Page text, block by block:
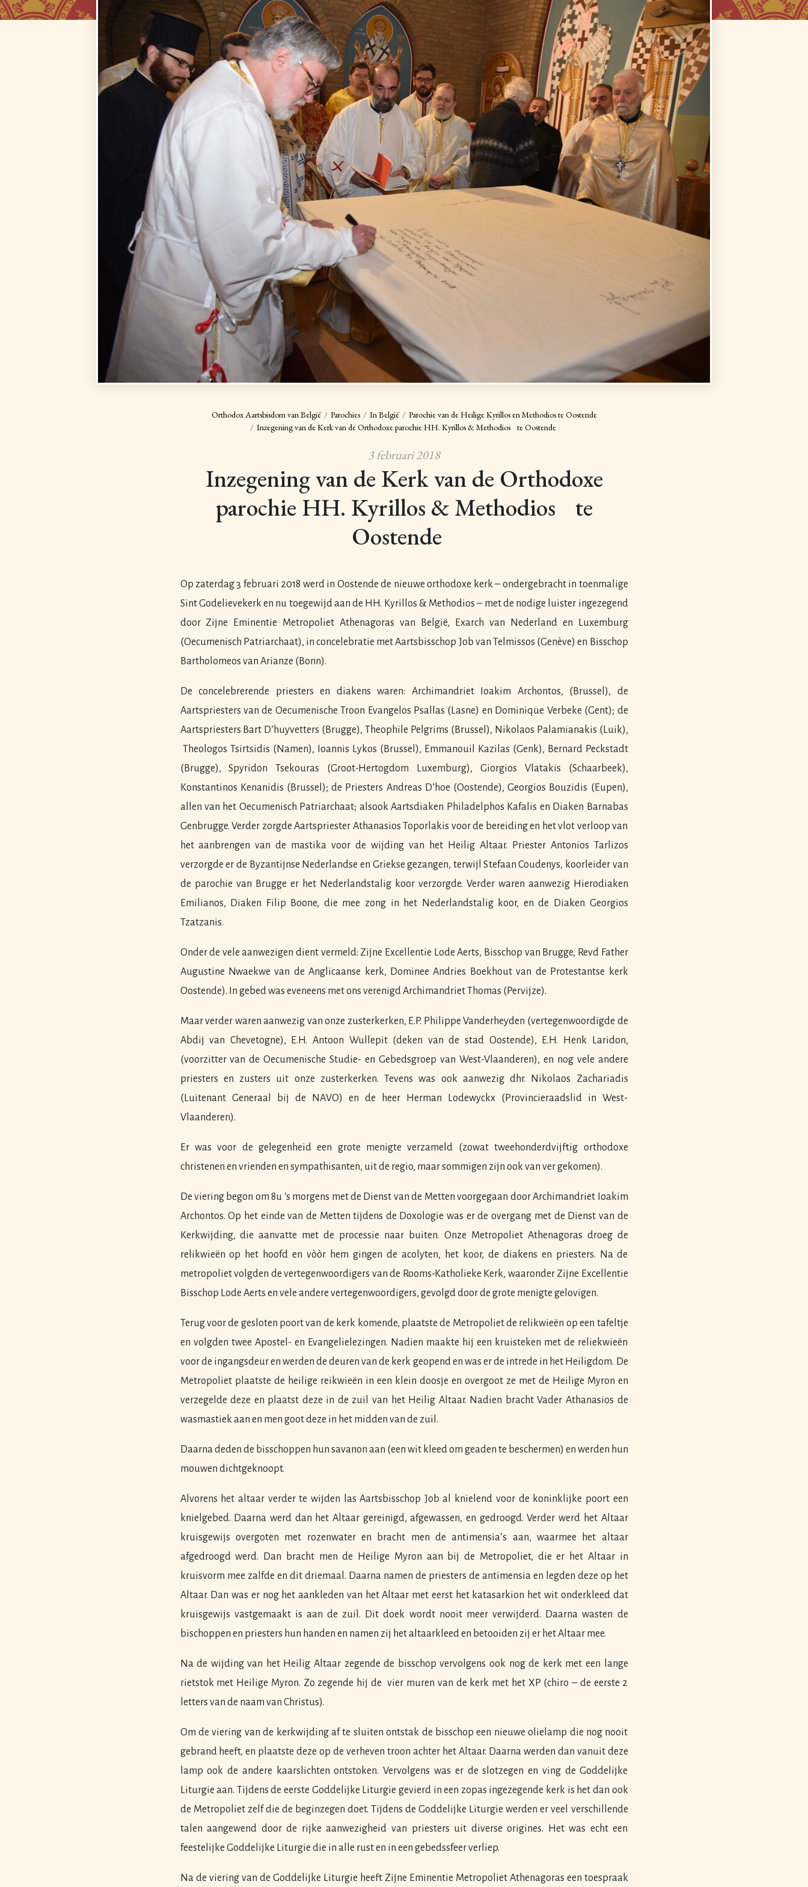
Orthodox Aartsbisdom van België Parochies In België
Parochie van de Heilige Kyrillos en Methodios te Oostende
Inzegening van de Kerk van de Orthodoxe parochie HH. Kyrillos & Methodios te Oostende
3 februari 2018
Inzegening van de Kerk van de Orthodoxe
parochie HH. Kyrillos & Methodios te
Oostende
Op zaterdag 3 februari 2018 werd in Oostende de nieuwe orthodoxe kerk – ondergebracht in toenmalige
Sint Godelievekerk en nu toegewijd aan de HH. Kyrillos & Methodios – met de nodige luister ingezegend
door Zijne Eminentie Metropoliet Athenagoras van België, Exarch van Nederland en Luxemburg
(Oecumenisch Patriarchaat), in concelebratie met Aartsbisschop Job van Telmissos (Genève) en Bisschop
Bartholomeos van Arianze (Bonn).
De concelebrerende priesters en diakens waren: Archimandriet Ioakim Archontos, (Brussel), de
Aartspriesters van de Oecumenische Troon Evangelos Psallas (Lasne) en Dominique Verbeke (Gent); de
Aartspriesters Bart D’huyvetters (Brugge), Theophile Pelgrims (Brussel), Nikolaos Palamianakis (Luik),
Theologos Tsirtsidis (Namen), Ioannis Lykos (Brussel), Emmanouil Kazilas (Genk), Bernard Peckstadt
(Brugge), Spyridon Tsekouras (Groot-Hertogdom Luxemburg), Giorgios Vlatakis (Schaarbeek),
Konstantinos Kenanidis (Brussel); de Priesters Andreas D’hoe (Oostende), Georgios Bouzidis (Eupen),
allen van het Oecumenisch Patriarchaat; alsook Aartsdiaken Philadelphos Kafalis en Diaken Barnabas
Genbrugge. Verder zorgde Aartspriester Athanasios Toporlakis voor de bereiding en het vlot verloop van
het aanbrengen van de mastika voor de wijding van het Heilig Altaar. Priester Antonios Tarlizos
verzorgde er de Byzantijnse Nederlandse en Griekse gezangen, terwijl Stefaan Coudenys, koorleider van
de parochie van Brugge er het Nederlandstalig koor verzorgde. Verder waren aanwezig Hierodiaken
Emilianos, Diaken Filip Boone, die mee zong in het Nederlandstalig koor, en de Diaken Georgios
Tzatzanis.
Onder de vele aanwezigen dient vermeld: Zijne Excellentie Lode Aerts, Bisschop van Brugge, Revd Father
Augustine Nwaekwe van de Anglicaanse kerk, Dominee Andries Boekhout van de Protestantse kerk
Oostende). In gebed was eveneens met ons verenigd Archimandriet Thomas (Pervijze).
Maar verder waren aanwezig van onze zusterkerken, E.P. Philippe Vanderheyden (vertegenwoordigde de
Abdij van Chevetogne), E.H. Antoon Wullepit (deken van de stad Oostende), E.H. Henk Laridon,
(voorzitter van de Oecumenische Studie- en Gebedsgroep van West-Vlaanderen), en nog vele andere
priesters en zusters uit onze zusterkerken. Tevens was ook aanwezig dhr. Nikolaos Zachariadis
(Luitenant Generaal bij de NAVO) en de heer Herman Lodewyckx (Provincieraadslid in West-
Vlaanderen).
Er was voor de gelegenheid een grote menigte verzameld (zowat tweehonderdvijftig orthodoxe
christenen en vrienden en sympathisanten, uit de regio, maar sommigen zijn ook van ver gekomen).
De viering begon om 8u ‘s morgens met de Dienst van de Metten voorgegaan door Archimandriet Ioakim
Archontos. Op het einde van de Metten tijdens de Doxologie was er de overgang met de Dienst van de
Kerkwijding, die aanvatte met de processie naar buiten. Onze Metropoliet Athenagoras droeg de
relikwieën op het hoofd en vòòr hem gingen de acolyten, het koor, de diakens en priesters. Na de
metropoliet volgden de vertegenwoordigers van de Rooms-Katholieke Kerk, waaronder Zijne Excellentie
Bisschop Lode Aerts en vele andere vertegenwoordigers, gevolgd door de grote menigte gelovigen.
Terug voor de gesloten poort van de kerk komende, plaatste de Metropoliet de relikwieën op een tafeltje
en volgden twee Apostel- en Evangelielezingen. Nadien maakte hij een kruisteken met de reliekwieën
voor de ingangsdeur en werden de deuren van de kerk geopend en was er de intrede in het Heiligdom. De
Metropoliet plaatste de heilige reikwieën in een klein doosje en overgoot ze met de Heilige Myron en
verzegelde deze en plaatst deze in de zuil van het Heilig Altaar. Nadien bracht Vader Athanasios de
wasmastiek aan en men goot deze in het midden van de zuil.
Daarna deden de bisschoppen hun savanon aan (een wit kleed om geaden te beschermen) en werden hun
mouwen dichtgeknoopt.
Alvorens het altaar verder te wijden las Aartsbisschop Job al knielend voor de koninklijke poort een
knielgebed. Daarna werd dan het Altaar gereinigd, afgewassen, en gedroogd. Verder werd het Altaar
kruisgewijs overgoten met rozenwater en bracht men de antimensia’s aan, waarmee het altaar
afgedroogd werd. Dan bracht men de Heilige Myron aan bij de Metropoliet, die er het Altaar in
kruisvorm mee zalfde en dit driemaal. Daarna namen de priesters de antimensia en legden deze op het
Altaar. Dan was er nog het aankleden van het Altaar met eerst het katasarkion het wit onderkleed dat
kruisgewijs vastgemaakt is aan de zuil. Dit doek wordt nooit meer verwijderd. Daarna wasten de
bischoppen en priesters hun handen en namen zij het altaarkleed en betooiden zij er het Altaar mee.
Na de wijding van het Heilig Altaar zegende de bisschop vervolgens ook nog de kerk met een lange
rietstok met Heilige Myron. Zo zegende hij de vier muren van de kerk met het XP (chiro – de eerste 2
letters van de naam van Christus).
Om de viering van de kerkwijding af te sluiten ontstak de bisschop een nieuwe olielamp die nog nooit
gebrand heeft, en plaatste deze op de verheven troon achter het Altaar. Daarna werden dan vanuit deze
lamp ook de andere kaarslichten ontstoken. Vervolgens was er de slotzegen en ving de Goddelijke
Liturgie aan. Tijdens de eerste Goddelijke Liturgie gevierd in een zopas ingezegende kerk is het dan ook
de Metropoliet zelf die de beginzegen doet. Tijdens de Goddelijke Liturgie werden er veel verschillende
talen aangewend door de rijke aanwezigheid van priesters uit diverse origines. Het was echt een
feestelijke Goddelijke Liturgie die in alle rust en in een gebedssfeer verliep.
Na de viering van de Goddelijke Liturgie heeft Zijne Eminentie Metropoliet Athenagoras een toespraak